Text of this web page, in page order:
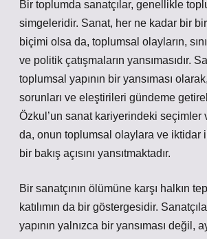
Bir toplumda sanatçılar, genellikle
simgeleridir. Sanat, her ne kadar bir
biçimi olsa da, toplumsal olayların,
ve politik çatışmaların yansımasıdır.
toplumsal yapının bir yansıması
sorunları ve eleştirileri gündeme
Özkul’un sanat kariyerindeki seçimler
da, onun toplumsal olaylara ve iktidar
bir bakış açısını yansıtmaktadır.
Bir sanatçının ölümüne karşı halkın
katılımın da bir göstergesidir.
yapının yalnızca bir yansıması değil,